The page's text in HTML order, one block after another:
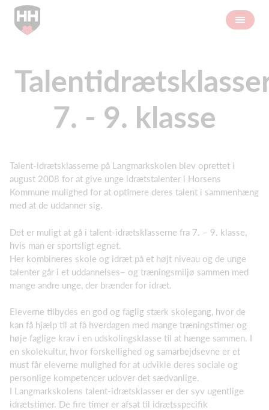
7. - 9. klasse
Talent-idrætsklasserne på Langmarkskolen blev oprettet i
august 2008 for at give unge idrætstalenter i Horsens
Kommune mulighed for at optimere deres talent i sammenhæng
med at de uddanner sig.
Det er muligt at gå i talent-idrætsklasserne fra 7. – 9. klasse,
hvis man er sportsligt egnet.
Her kombineres skole og idræt på et højt niveau og de unge
talenter går i et uddannelses– og træningsmiljø sammen med
mange andre unge, der brænder for idræt.
Eleverne tilbydes en god og faglig stærk skolegang, hvor de
kan få hjælp til at få hverdagen med mange træningstimer og
høje faglige krav i en udskolingsklasse til at hænge sammen. I
en skolekultur, hvor forskellighed og samarbejdsevne er et
must får eleverne mulighed for at udvikle deres sociale og
personlige kompetencer udover det sædvanlige.
I Langmarkskolens talent-idrætsklasser er der syv ugentlige
idrætstimer. De fire timer er afsat til idrætsspecifik